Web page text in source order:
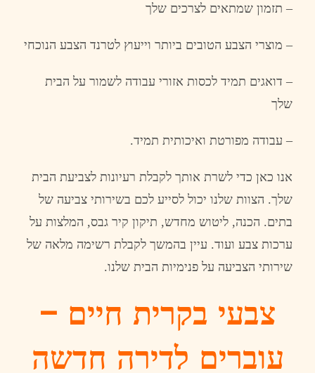
– תזמון שמתאים לצרכים שלך
– מוצרי הצבע הטובים ביותר וייעוץ לטרנד הצבע הנוכחי
– דואגים תמיד לכסות אזורי עבודה לשמור על הבית
שלך
– עבודה מפורטת ואיכותית תמיד.
אנו כאן כדי לשרת אותך לקבלת רעיונות לצביעת הבית
שלך. הצוות שלנו יכול לסייע לכם בשירותי צביעה של
בתים. הכנה,ליטוש מחדש, תיקון קיר גבס, המלצות על
ערכות צבע ועוד. עיין בהמשך לקבלת רשימה מלאה של
שירותי הצביעה על פנימיות הבית שלנו.
צבעי בקרית חיים –
עוברים לדירה חדשה